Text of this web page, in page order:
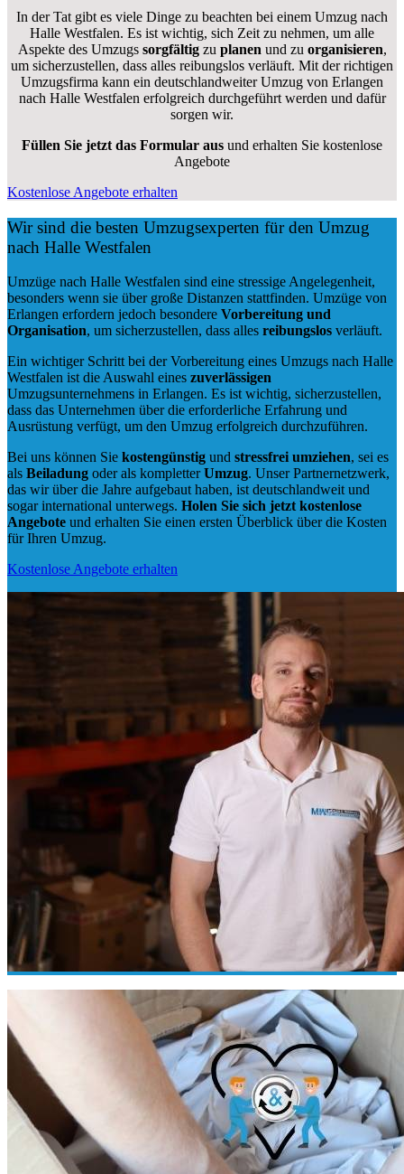
In der Tat gibt es viele Dinge zu beachten bei einem Umzug nach
Halle Westfalen. Es ist wichtig, sich Zeit zu nehmen, um alle
Aspekte des Umzugs sorgfältigzu planen und zu organisieren,
um sicherzustellen, dass alles reibungslos verläuft. Mit der richtigen
Umzugsfirma kann ein deutschlandweiter Umzug von Erlangen
nach Halle Westfalen erfolgreich durchgeführt werden und dafür
sorgen wir.
Füllen Sie jetzt das Formular aus und erhalten Sie kostenlose
Angebote
Kostenlose Angebote erhalten
Wir sind die besten Umzugsexperten für den Umzug
nach Halle Westfalen
Umzüge nach Halle Westfalen sind eine stressige Angelegenheit,
besonders wenn sie über große Distanzen stattfinden. Umzüge von
Erlangen erfordern jedoch besondere Vorbereitung und
Organisation, um sicherzustellen, dass alles reibungslos verläuft.
Ein wichtiger Schritt bei der Vorbereitung eines Umzugs nach Halle
Westfalen ist die Auswahl eines zuverlässigen
Umzugsunternehmens in Erlangen. Es ist wichtig, sicherzustellen,
dass das Unternehmen über die erforderliche Erfahrung und
Ausrüstung verfügt, um den Umzug erfolgreich durchzuführen.
Bei uns können Sie kostengünstig und stressfrei umziehen, sei es
als Beiladung oder als kompletterUmzug. Unser Partnernetzwerk,
das wir über die Jahre aufgebaut haben, ist deutschlandweit und
sogar international unterwegs. Holen Sie sich jetzt kostenlose
Angebote und erhalten Sie einen ersten Überblick über die Kosten
für Ihren Umzug.
Kostenlose Angebote erhalten